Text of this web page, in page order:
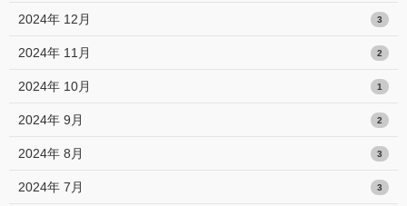
2024年 12月 3
2024年 11月 2
2024年 10月 1
2024年 9月 2
2024年 8月 3
2024年 7月 3